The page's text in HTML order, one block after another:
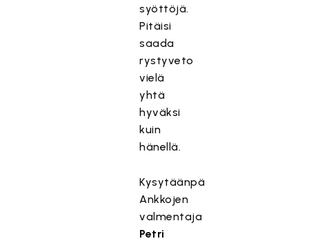
syöttöjä.
Pitäisi
saada
rystyveto
vielä
yhtä
hyväksi
kuin
hänellä.
Kysytäänpä
Ankkojen
valmentaja
Petri